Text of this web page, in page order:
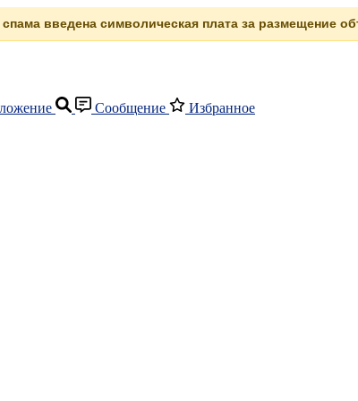
введена символическая плата за размещение
Сообщение Избранное